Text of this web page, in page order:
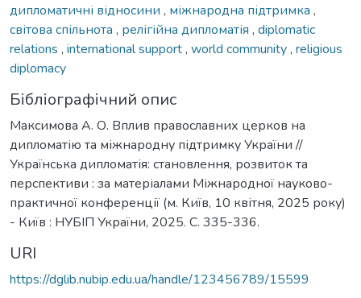
дипломатичні відносини , міжнародна підтримка ,
світова спільнота , релігійна дипломатія , diplomatic
relations , international support, world community, religious
diplomacy
Бібліографічний опис
Максимова А. О. Вплив православних церков на
дипломатію та міжнародну підтримку України //
Українська дипломатія: становлення, розвиток та
перспективи : за матеріалами Міжнародної науково-
практичної конференції (м. Київ, 10 квітня, 2025 року)
- Київ : НУБІП України, 2025. С. 335-336.
URI
https://dglib.nubip.edu.ua/handle/123456789/15599